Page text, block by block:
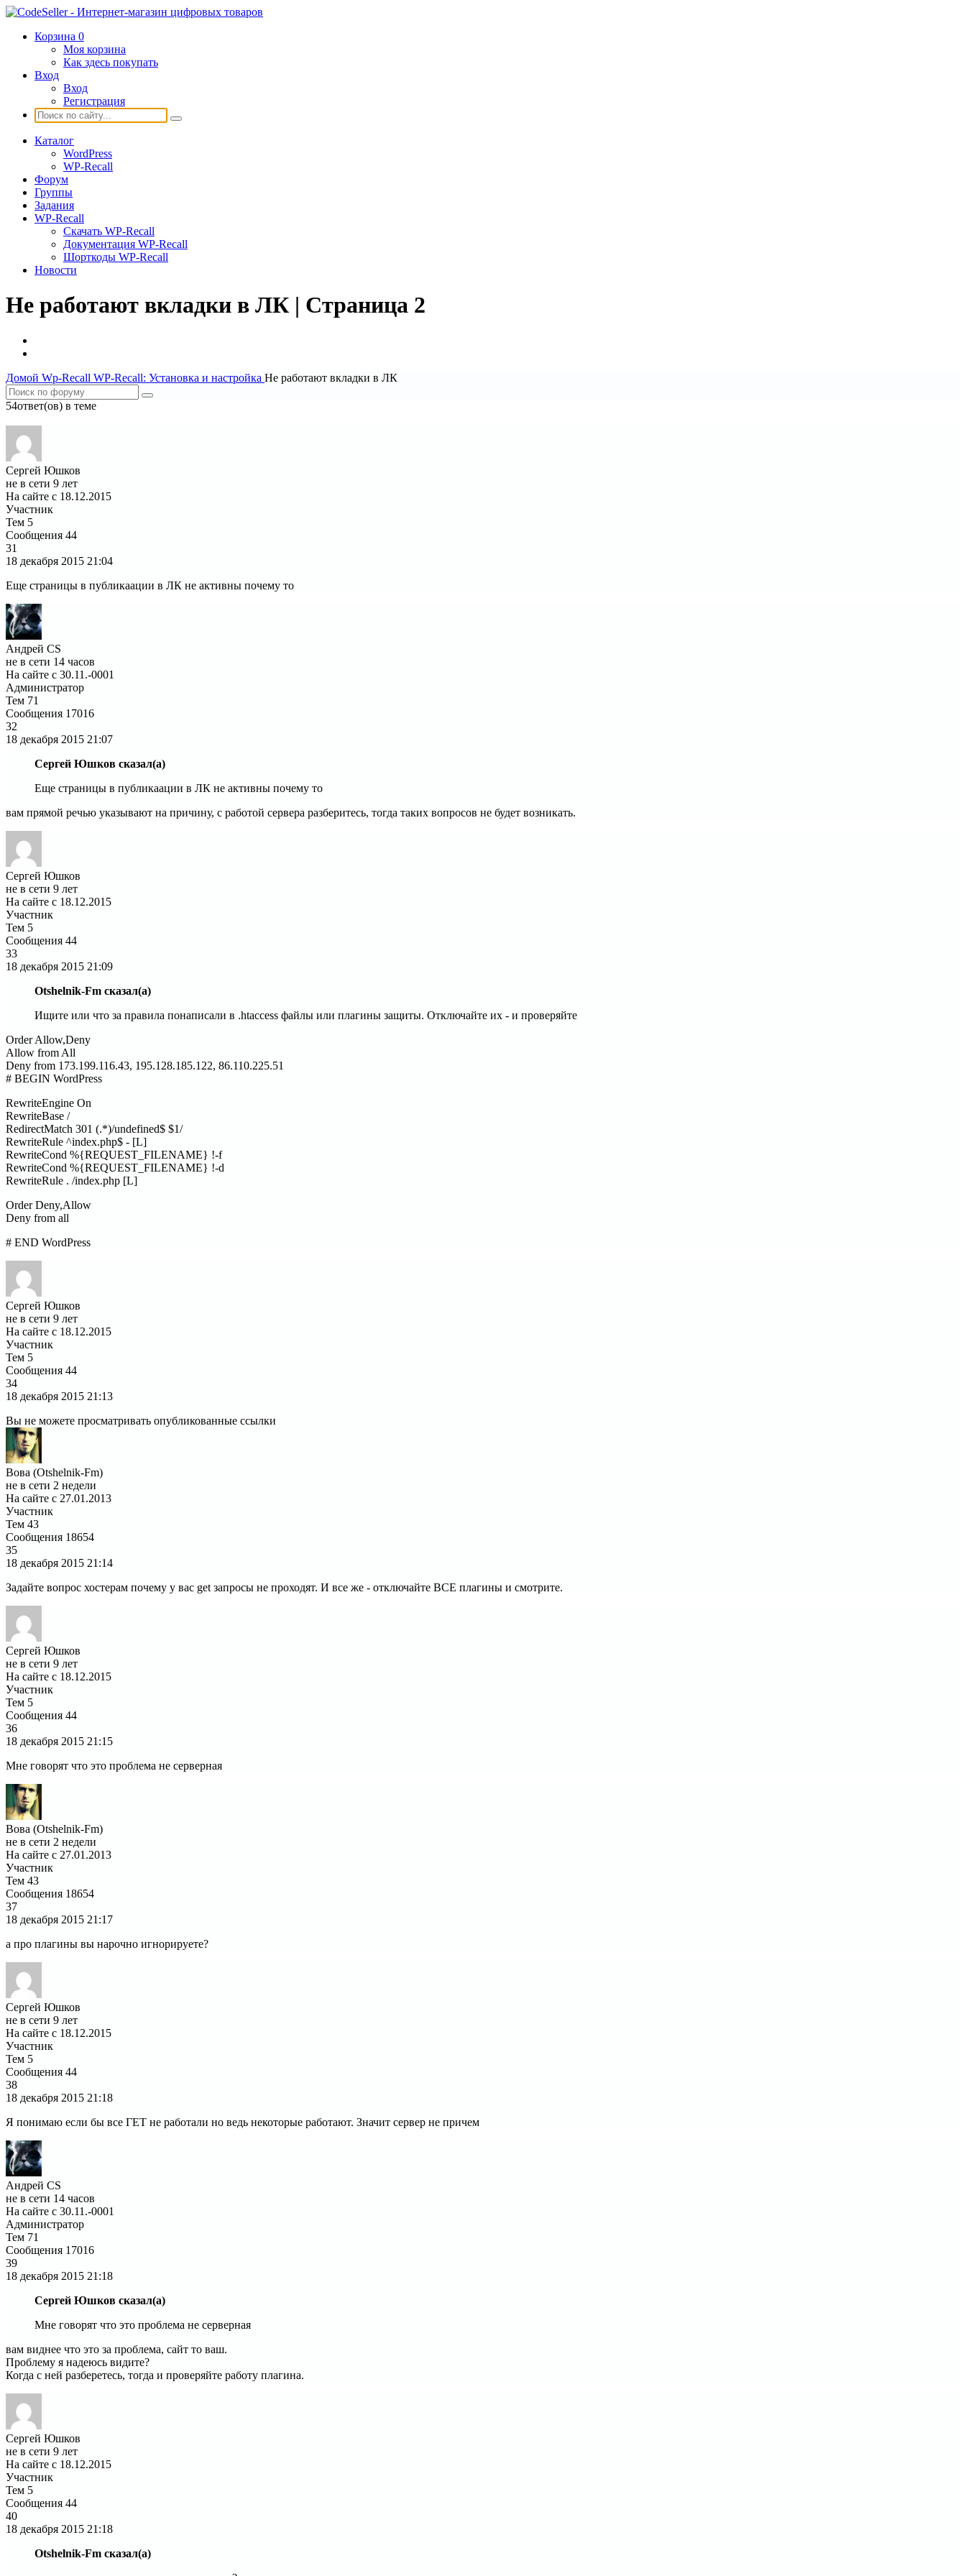
Корзина 0
Моя корзина
Как здесь покупать
Вход
Вход
Регистрация
Каталог
WordPress
WP-Recall
Форум
Группы
Задания
WP-Recall
Скачать WP-Recall
Документация WP-Recall
Шорткоды WP-Recall
Новости
Не работают вкладки в ЛК | Страница 2
Домой Wp-Recall WP-Recall: Установка и настройка Не работают вкладки в ЛК
54ответ(ов) в теме
Сергей Юшков
не в сети 9 лет
На сайте с 18.12.2015
Участник
Тем 5
Сообщения 44
31
18 декабря 2015 21:04
Еще страницы в публикаации в ЛК не активны почему то
Андрей CS
не в сети 14 часов
На сайте с 30.11.-0001
Администратор
Тем 71
Сообщения 17016
32
18 декабря 2015 21:07
Сергей Юшков сказал(а)
Еще страницы в публикаации в ЛК не активны почему то
вам прямой речью указывают на причину, с работой сервера разберитесь, тогда таких вопросов не будет возникать.
Сергей Юшков
не в сети 9 лет
На сайте с 18.12.2015
Участник
Тем 5
Сообщения 44
33
18 декабря 2015 21:09
Otshelnik-Fm сказал(а)
Ищите или что за правила понаписали в .htaccess файлы или плагины защиты. Отключайте их - и проверяйте
Order Allow,Deny
Allow from All
Deny from 173.199.116.43, 195.128.185.122, 86.110.225.51
# BEGIN WordPress
RewriteEngine On
RewriteBase /
RedirectMatch 301 (.*)/undefined$ $1/
RewriteRule ^index.php$ - [L]
RewriteCond %{REQUEST_FILENAME} !-f
RewriteCond %{REQUEST_FILENAME} !-d
RewriteRule . /index.php [L]
Order Deny,Allow
Deny from all
# END WordPress
Сергей Юшков
не в сети 9 лет
На сайте с 18.12.2015
Участник
Тем 5
Сообщения 44
34
18 декабря 2015 21:13
Вы не можете просматривать опубликованные ссылки
Вова (Otshelnik-Fm)
не в сети 2 недели
На сайте с 27.01.2013
Участник
Тем 43
Сообщения 18654
35
18 декабря 2015 21:14
Задайте вопрос хостерам почему у вас get запросы не проходят. И все же - отключайте ВСЕ плагины и смотрите.
Сергей Юшков
не в сети 9 лет
На сайте с 18.12.2015
Участник
Тем 5
Сообщения 44
36
18 декабря 2015 21:15
Мне говорят что это проблема не серверная
Вова (Otshelnik-Fm)
не в сети 2 недели
На сайте с 27.01.2013
Участник
Тем 43
Сообщения 18654
37
18 декабря 2015 21:17
а про плагины вы нарочно игнорируете?
Сергей Юшков
не в сети 9 лет
На сайте с 18.12.2015
Участник
Тем 5
Сообщения 44
38
18 декабря 2015 21:18
Я понимаю если бы все ГЕТ не работали но ведь некоторые работают. Значит сервер не причем
Андрей CS
не в сети 14 часов
На сайте с 30.11.-0001
Администратор
Тем 71
Сообщения 17016
39
18 декабря 2015 21:18
Сергей Юшков сказал(а)
Мне говорят что это проблема не серверная
вам виднее что это за проблема, сайт то ваш.
Проблему я надеюсь видите?
Когда с ней разберетесь, тогда и проверяйте работу плагина.
Сергей Юшков
не в сети 9 лет
На сайте с 18.12.2015
Участник
Тем 5
Сообщения 44
40
18 декабря 2015 21:18
Otshelnik-Fm сказал(а)